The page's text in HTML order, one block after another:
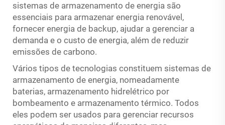
sistemas de armazenamento de energia são
essenciais para armazenar energia renovável,
fornecer energia de backup, ajudar a gerenciar a
demanda e o custo de energia, além de reduzir
emissões de carbono.
Vários tipos de tecnologias constituem sistemas de
armazenamento de energia, nomeadamente
baterias, armazenamento hidrelétrico por
bombeamento e armazenamento térmico. Todos
eles podem ser usados para gerenciar recursos